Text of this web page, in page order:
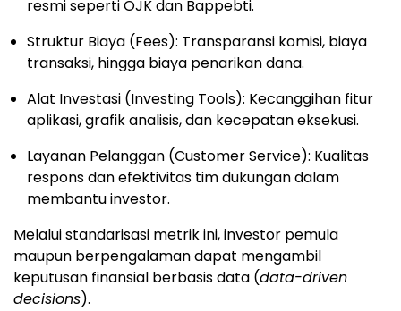
resmi seperti OJK dan Bappebti.
Struktur Biaya (Fees): Transparansi komisi, biaya
transaksi, hingga biaya penarikan dana.
Alat Investasi (Investing Tools): Kecanggihan fitur
aplikasi, grafik analisis, dan kecepatan eksekusi.
Layanan Pelanggan (Customer Service): Kualitas
respons dan efektivitas tim dukungan dalam
membantu investor.
Melalui standarisasi metrik ini, investor pemula
maupun berpengalaman dapat mengambil
keputusan finansial berbasis data (data-driven
decisions).